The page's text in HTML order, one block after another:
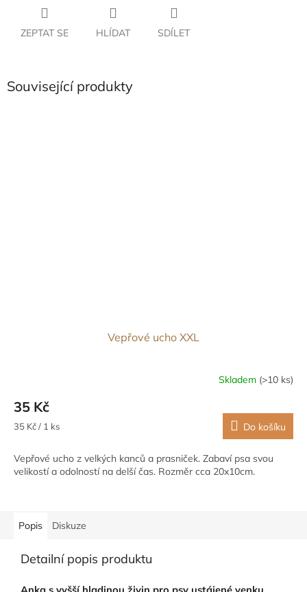
ZEPTAT SE HLÍDAT SDÍLET
Související produkty
Vepřové ucho XXL
Skladem (>10 ks)
35 Kč
Měrná
35 Kč / 1 ks Do košíku
Vepřové ucho z velkých kanců a prasniček. Zabaví psa svou
velikostí a odolností na delší čas. Rozměr cca 20x10cm.
Popis Diskuze
Detailní popis produktu